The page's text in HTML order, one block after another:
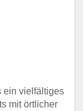
ein vielfältiges
mit örtlicher